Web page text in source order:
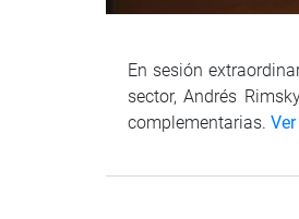
En sesión
sector, Andrés
complementarias.